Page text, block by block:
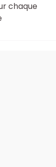
chaque